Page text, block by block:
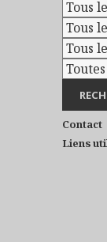
Contact
Liens